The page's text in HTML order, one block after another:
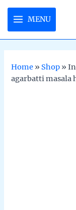
content
MENU
Home » Shop »
agarbatti masala